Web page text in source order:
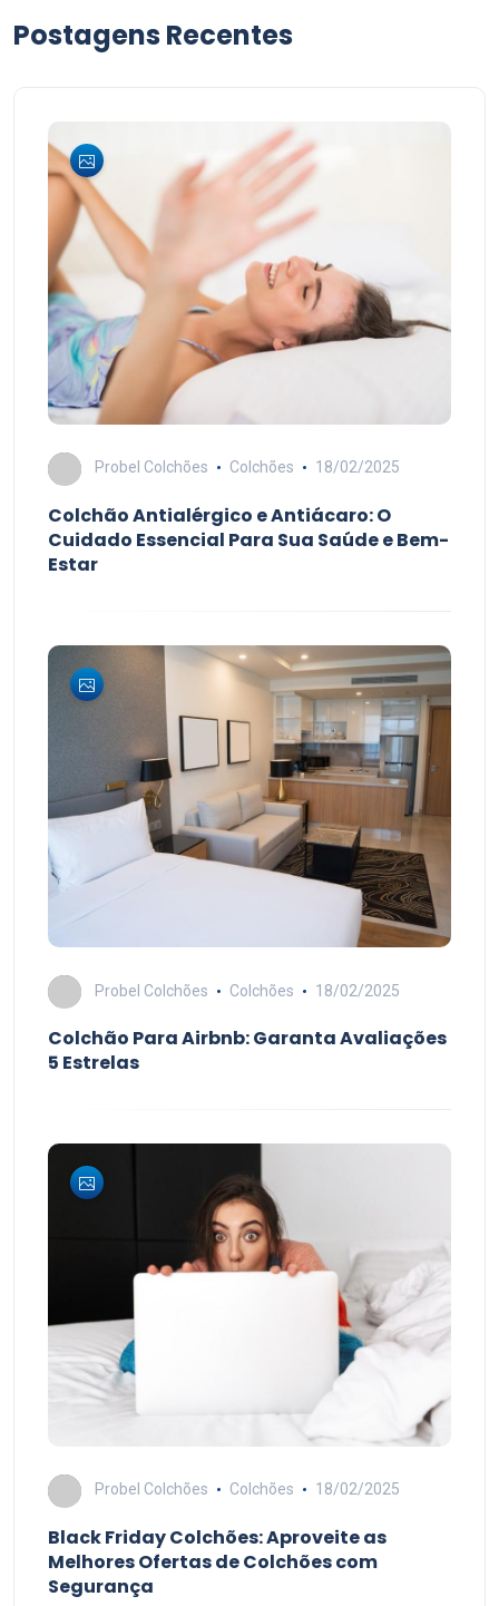
Postagens Recentes
Probel Colchões Colchões 18/02/2025
Colchão Antialérgico e Antiácaro: O
Cuidado Essencial Para Sua Saúde e Bem-
Estar
Probel Colchões Colchões 18/02/2025
Colchão Para Airbnb: Garanta Avaliações
5 Estrelas
Probel Colchões Colchões 18/02/2025
Black Friday Colchões: Aproveite as
Melhores Ofertas de Colchões com
Segurança